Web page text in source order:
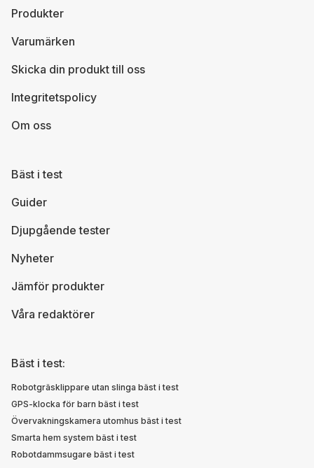
Bäst i test
Guider
Djupgående tester
Nyheter
Jämför produkter
Våra redaktörer
Produkter
Varumärken
Skicka din produkt till oss
Integritetspolicy
Om oss
Bäst i test:
Robotgräsklippare utan slinga bäst i test
GPS-klocka för barn bäst i test
Övervakningskamera utomhus bäst i test
Smarta hem system bäst i test
Robotdammsugare bäst i test